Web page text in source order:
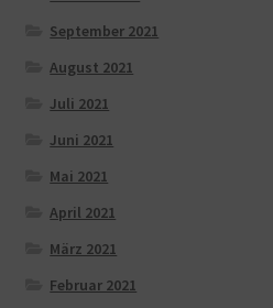
September 2021
August 2021
Juli 2021
Juni 2021
Mai 2021
April 2021
März 2021
Februar 2021